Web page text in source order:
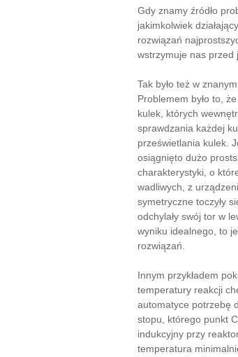
Gdy znamy źródło
jakimkolwiek
rozwiązań
wstrzymuje nas przed
Tak było też w
Problemem było to,
kulek, których
sprawdzania każdej
prześwietlania kulek.
osiągnięto dużo
charakterystyki, o
wadliwych, z
symetryczne toczyły
odchylały swój tor w
wyniku idealnego, to
rozwiązań.
Innym przykładem
temperatury reakcji
automatyce potrzebę
stopu, którego punkt
indukcyjny przy
temperatura